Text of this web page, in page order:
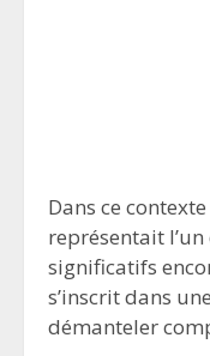
Dans ce
représentait
significatifs
s’inscrit dans
démanteler